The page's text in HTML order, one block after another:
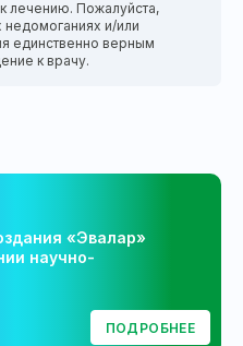
к лечению. Пожалуйста,
и/или
единственно верным
к врачу.
«Эвалар»
научно-
ПОДРОБНЕЕ